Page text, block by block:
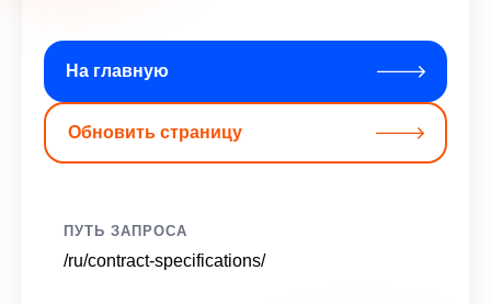
На главную
Обновить страницу
ПУТЬ ЗАПРОСА
/ru/contract-specifications/